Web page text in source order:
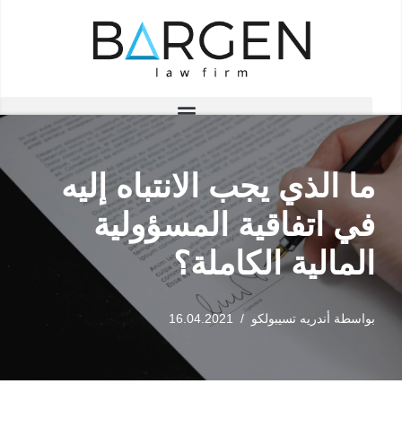
ما الذي يجب الانتباه إليه
في اتفاقية المسؤولية
المالية الكاملة؟
بواسطة أندريه تسيبولكو 16.04.2021